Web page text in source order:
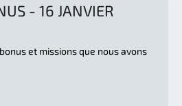
- 16 JANVIER
et missions que nous avons